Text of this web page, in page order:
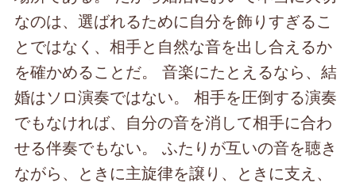
なのは、選ばれるために自分を飾りすぎるこ
とではなく、相手と自然な音を出し合えるか
を確かめることだ。 音楽にたとえるなら、結
婚はソロ演奏ではない。 相手を圧倒する演奏
でもなければ、自分の音を消して相手に合わ
せる伴奏でもない。 ふたりが互いの音を聴き
ながら、ときに主旋律を譲り、ときに支え、